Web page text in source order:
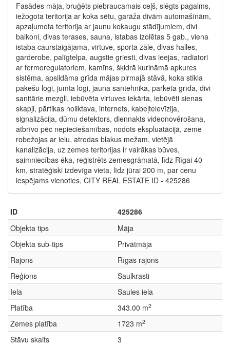
Fasādes māja, bruģēts piebraucamais ceļš, slēgts pagalms,
iežogota teritorija ar koka sētu, garāža divām automašīnām,
apzaļumota teritorija ar jaunu kokaugu stādījumiem, divi
balkoni, divas terases, sauna, istabas izolētas 5 gab., viena
istaba caurstaigājama, virtuve, sporta zāle, divas halles,
garderobe, palīgtelpa, augstie griesti, divas ieejas, radiatori
ar termoregulatoriem, kamīns, šķidrā kurināmā apkures
sistēma, apsildāma grīda mājas pirmajā stāvā, koka stikla
pakešu logi, jumta logi, jauna santehnika, parketa grīda, divi
sanitārie mezgli, iebūvēta virtuves iekārta, iebūvēti sienas
skapji, pārtikas noliktava, internets, kabeļtelevīzija,
signalizācija, dūmu detektors, diennakts videonovērošana,
atbrīvo pēc nepieciešamības, nodots ekspluatācijā, zeme
robežojas ar ielu, atrodas blakus mežam, vietējā
kanalizācija, uz zemes teritorijas ir vairākas būves,
saimniecības ēka, reģistrēts zemesgrāmatā, līdz Rīgai 40
km, stratēģiski izdevīga vieta, līdz jūrai 200 m, par cenu
iespējams vienoties, CITY REAL ESTATE ID - 425286
ID
425286
Objekta tips
Māja
Objekta sub-tips
Privātmāja
Rajons
Rīgas rajons
Reģions
Saulkrasti
Iela
Saules iela
Platība
343.00 m2
Zemes platība 1723 m2
Stāvu skaits
3